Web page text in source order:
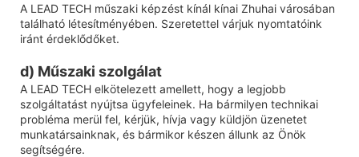
A LEAD TECH műszaki képzést kínál kínai Zhuhai városában
található létesítményében. Szeretettel várjuk nyomtatóink
iránt érdeklődőket.
d) Műszaki szolgálat
A LEAD TECH elkötelezett amellett, hogy a legjobb
szolgáltatást nyújtsa ügyfeleinek. Ha bármilyen technikai
probléma merül fel, kérjük, hívja vagy küldjön üzenetet
munkatársainknak, és bármikor készen állunk az Önök
segítségére.